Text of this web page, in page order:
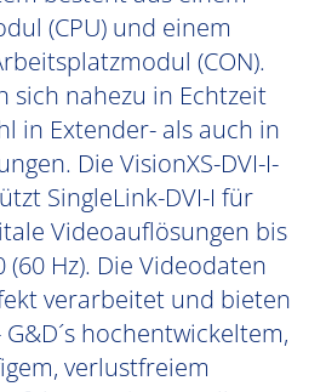
(CPU) und einem
(CON).
sich nahezu in Echtzeit
in Extender- als auch in
Die VisionXS-DVI-I-
SingleLink-DVI-I für
Videoauflösungen bis
(60 Hz). Die Videodaten
verarbeitet und bieten
hochentwickeltem,
verlustfreiem